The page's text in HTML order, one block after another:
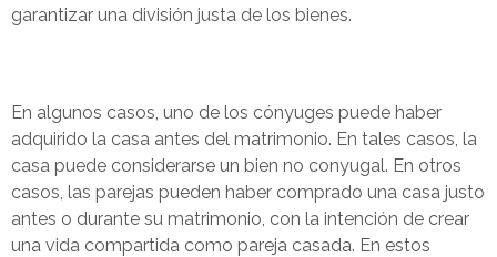
garantizar una división justa de los bienes.
En algunos casos, uno de los cónyuges puede haber
adquirido la casa antes del matrimonio. En tales casos, la
casa puede considerarse un bien no conyugal. En otros
casos, las parejas pueden haber comprado una casa justo
antes o durante su matrimonio, con la intención de crear
una vida compartida como pareja casada. En estos